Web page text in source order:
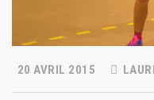
20 AVRIL 2015